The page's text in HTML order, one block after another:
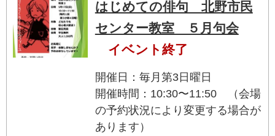
はじめての俳句 北野市民
センター教室 ５月句会
イベント終了
開催日：毎月第3日曜日
開催時間：10:30〜11:50 （会場
の予約状況により変更する場合が
あります）